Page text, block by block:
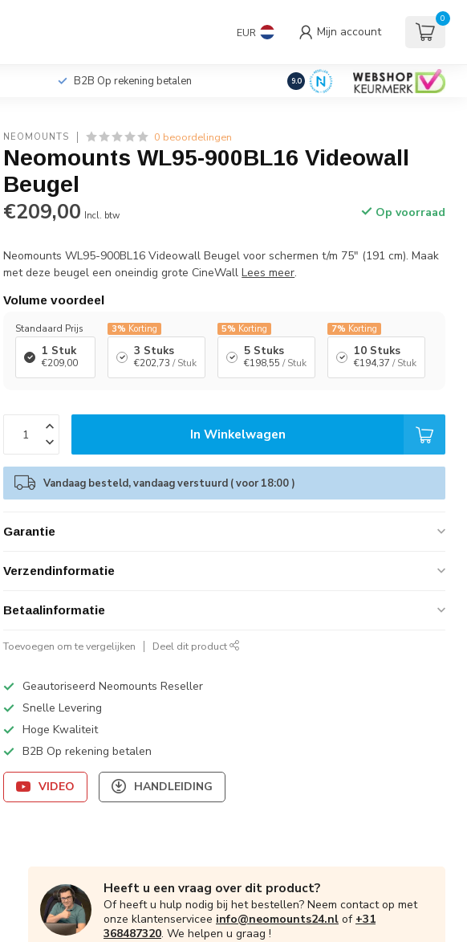
EUR Mijn account
0
€Incl. btw
B2B Op rekening betalen 9.0
NEOMOUNTS 0 beoordelingen
Neomounts WL95-900BL16 Videowall
Beugel
€209,00 Incl. btw Op voorraad
Neomounts WL95-900BL16 Videowall Beugel voor schermen t/m 75" (191 cm). Maak
met deze beugel een oneindig grote CineWallLees meer.
Volume voordeel
Standaard Prijs
1 Stuk
€209,00
3% Korting
3 Stuks
€202,73 / Stuk
5% Korting
5 Stuks
€198,55 / Stuk
7% Korting
10 Stuks
€194,37 / Stuk
In Winkelwagen
Vandaag besteld, vandaag verstuurd ( voor 18:00 )
Garantie
Verzendinformatie
Betaalinformatie
Toevoegen om te vergelijken Deel dit product
Geautoriseerd Neomounts Reseller
Snelle Levering
Hoge Kwaliteit
B2B Op rekening betalen
VIDEO HANDLEIDING
Heeft u een vraag over dit product?
Of heeft u hulp nodig bij het bestellen? Neem contact op met
onze klantenservicee info@neomounts24.nl of +31
368487320. We helpen u graag !